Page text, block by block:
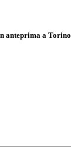
anteprima a Torino